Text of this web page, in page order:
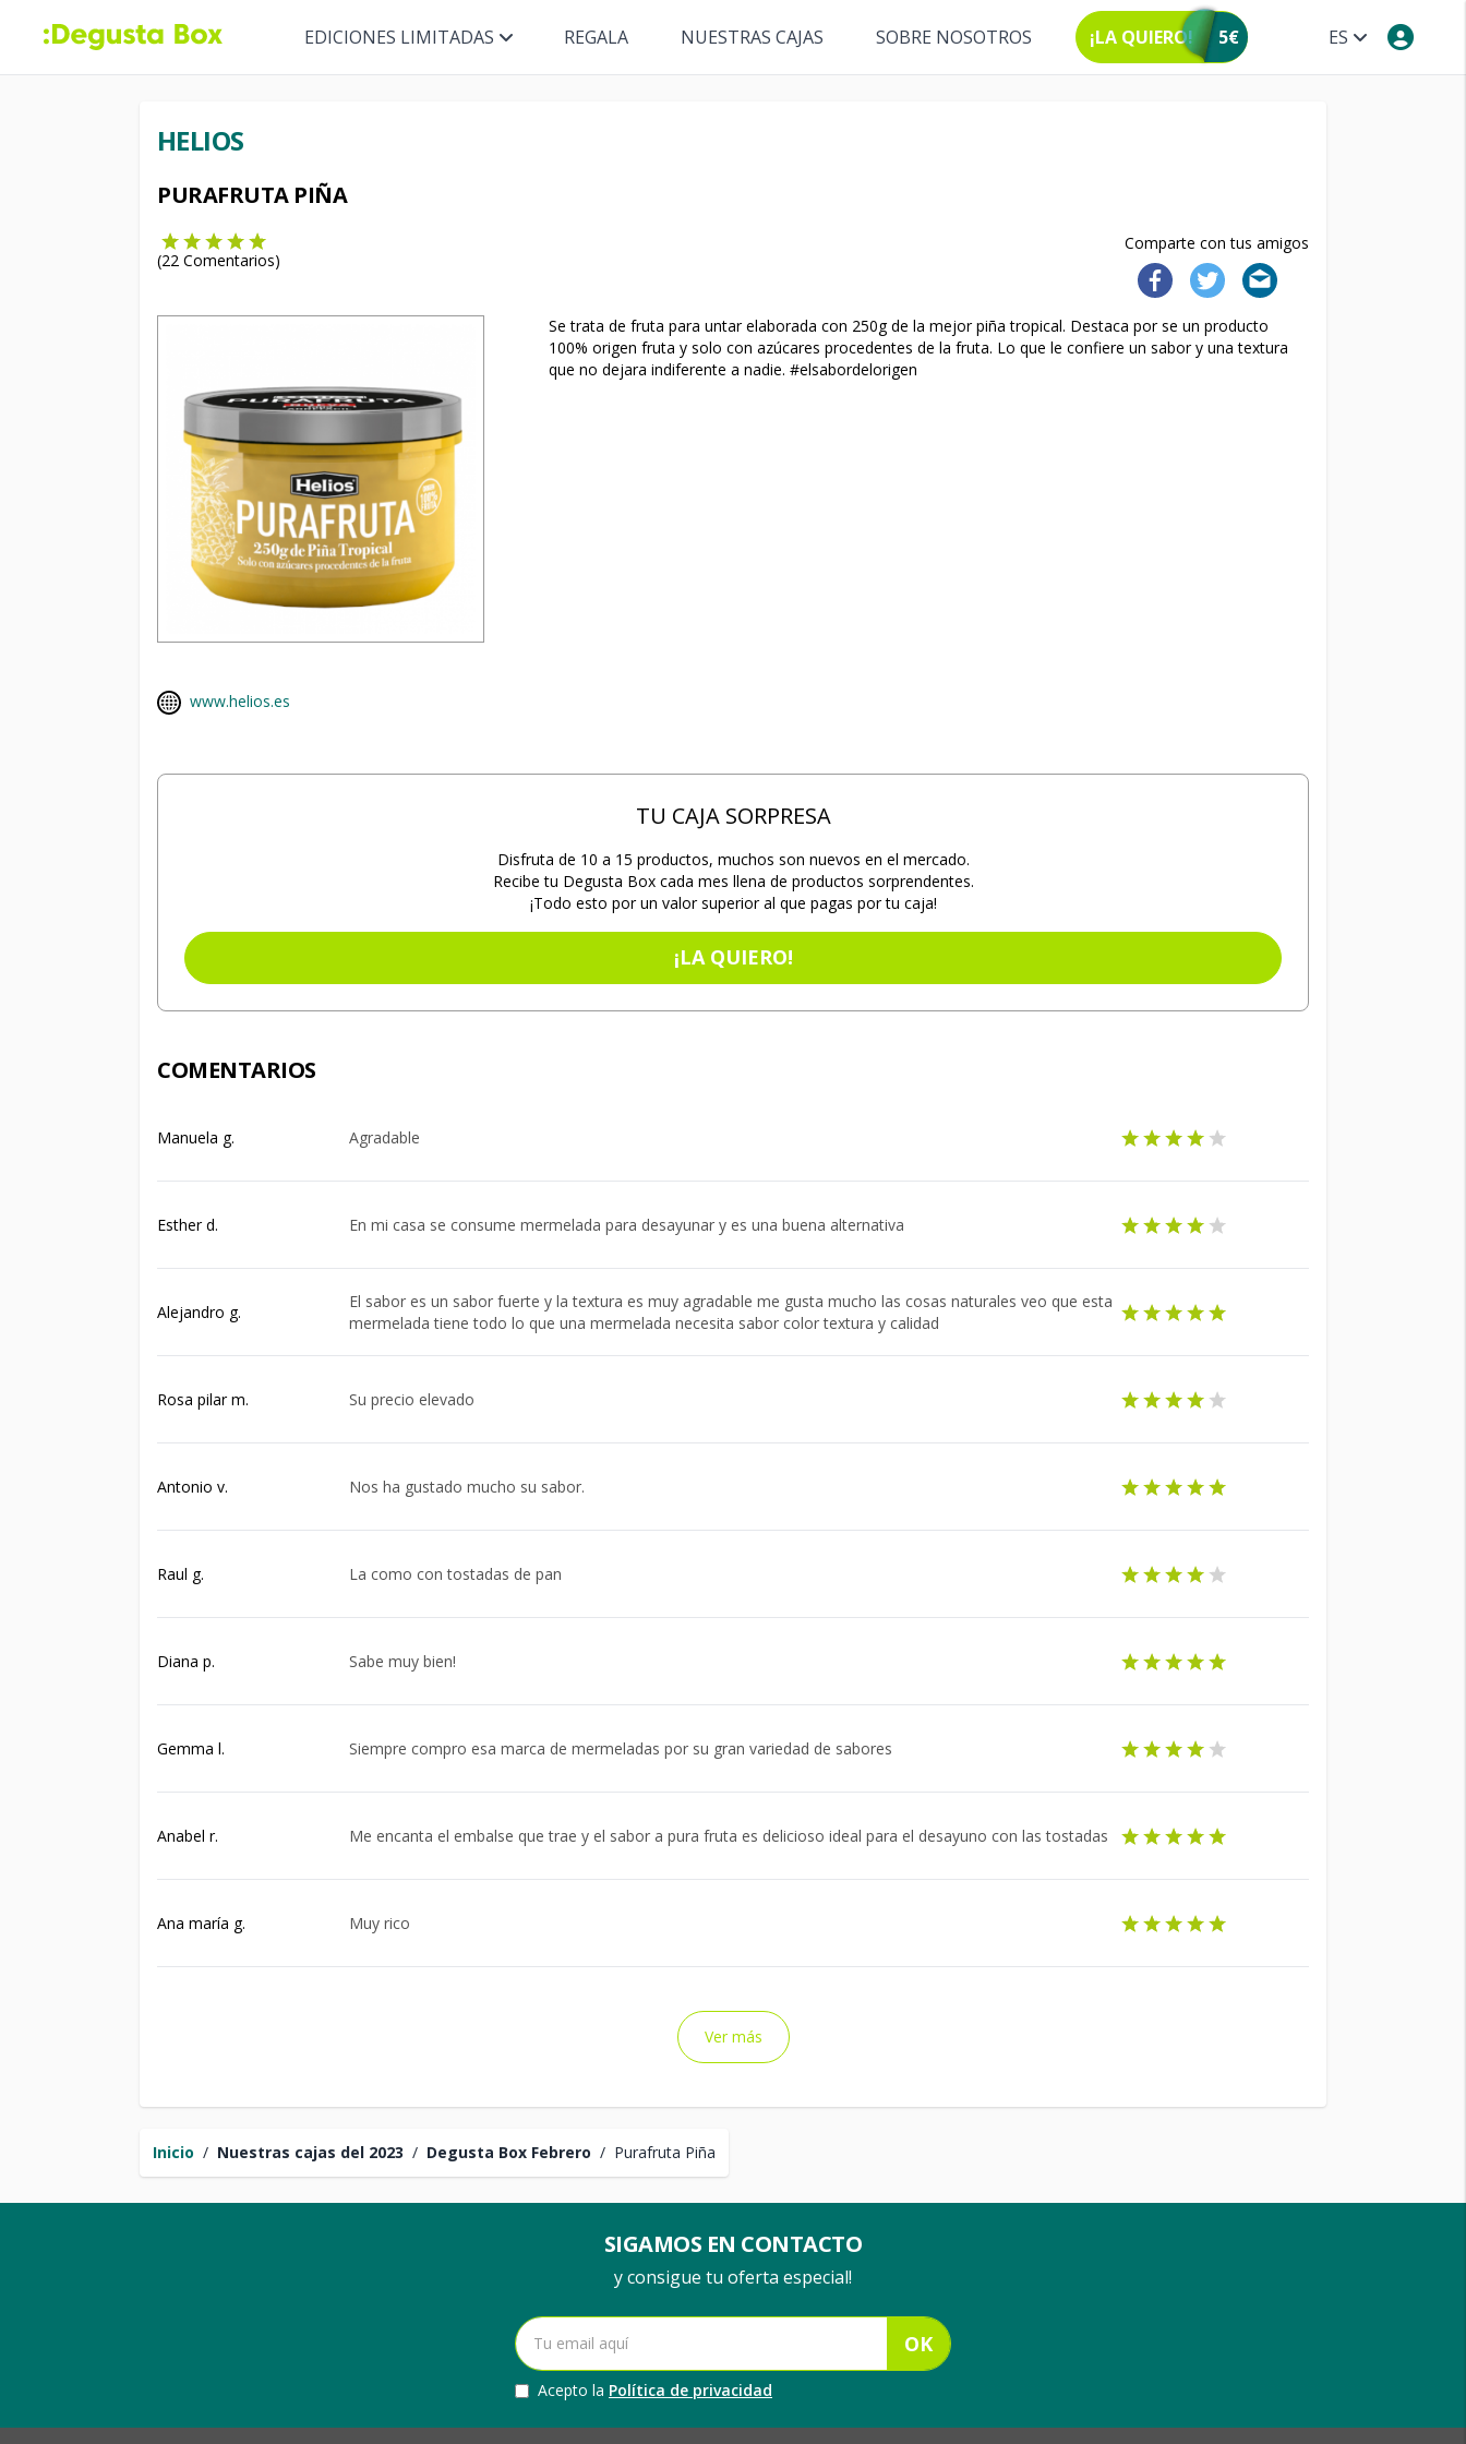
ES
EDICIONES LIMITADAS REGALA NUESTRAS CAJAS SOBRE NOSOTROS ¡LA QUIERO! 5€
Inicio / Nuestras cajas del 2023 / Degusta Box Febrero / Purafruta Piña
HELIOS
PURAFRUTA PIÑA
Comparte con tus amigos
(22 Comentarios)
Se trata de fruta para untar elaborada con 250g de la mejor piña tropical. Destaca por se un producto
100% origen fruta y solo con azúcares procedentes de la fruta. Lo que le confiere un sabor y una textura
que no dejara indiferente a nadie. #elsabordelorigen
www.helios.es
TU CAJA SORPRESA
Disfruta de 10 a 15 productos, muchos son nuevos en el mercado.
Recibe tu Degusta Box cada mes llena de productos sorprendentes.
¡Todo esto por un valor superior al que pagas por tu caja!
¡LA QUIERO!
COMENTARIOS
Manuela g. Agradable
Esther d. En mi casa se consume mermelada para desayunar y es una buena alternativa
Alejandro g.
El sabor es un sabor fuerte y la textura es muy agradable me gusta mucho las cosas naturales veo que esta
mermelada tiene todo lo que una mermelada necesita sabor color textura y calidad
Rosa pilar m. Su precio elevado
Antonio v. Nos ha gustado mucho su sabor.
Raul g. La como con tostadas de pan
Diana p. Sabe muy bien!
Gemma l. Siempre compro esa marca de mermeladas por su gran variedad de sabores
Anabel r. Me encanta el embalse que trae y el sabor a pura fruta es delicioso ideal para el desayuno con las tostadas
Ana maría g. Muy rico
Ver más
SIGAMOS EN CONTACTO
y consigue tu oferta especial!
OK
Acepto la Política de privacidad